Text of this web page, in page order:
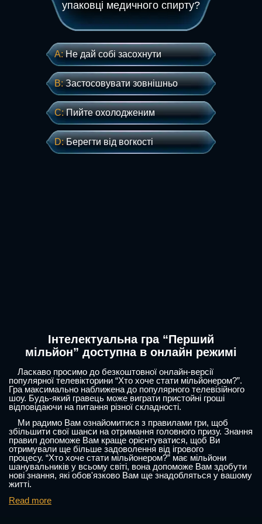
упаковці медичного спирту?
А: Не дай собі засохнути
В: Застосовувати зовнішньо
С: Пийте охолодженим
D: Берегти від вогкості
Інтелектуальна гра “Перший
мільйон” доступна в онлайн режимі
Ласкаво просимо до безкоштовної онлайн-версії
популярної телевікторини “Хто хоче стати мільйонером?”.
Гра максимально наближена до популярного телевізійного
шоу. Будь-який гравець може виграти пристойні гроші
відповідаючи на питання різної складності.
Ми радимо Вам ознайомитися з правилами гри, щоб
збільшити свої шанси на отримання головного призу. Знання
правил допоможе Вам краще орієнтуватися, щоб Ви
отримували ще більше задоволення від ігрового
процесу. “Хто хоче стати мільйонером?” має мільйони
шанувальників у всьому світі, вона допоможе Вам здобути
нові знання, які обов'язково Вам ще знадобляться у вашому
житті.
Read more